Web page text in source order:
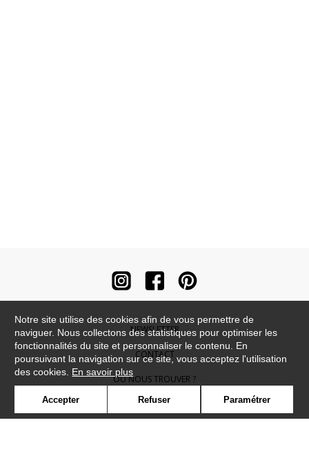
NEWSLETTER
CONTACT
OÙ NOUS TROUVER ?
CONTRACT
Notre site utilise des cookies afin de vous permettre de
naviguer. Nous collectons des statistiques pour optimiser les
fonctionnalités du site et personnaliser le contenu. En
poursuivant la navigation sur ce site, vous acceptez l'utilisation
des cookies. En savoir plus
Accepter Refuser Paramétrer